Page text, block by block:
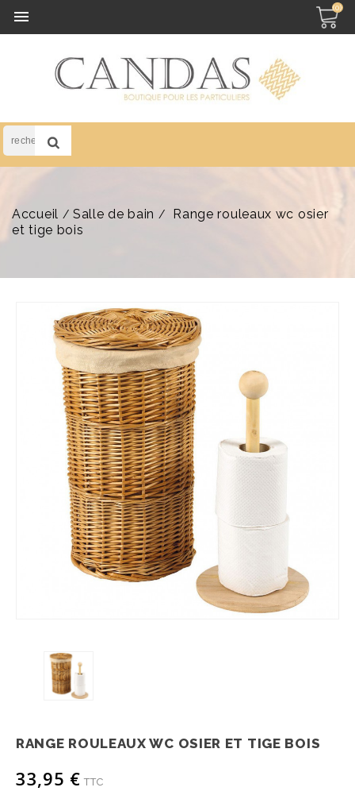
 (0)
Accueil Salle de bain
Range rouleaux wc osier
et tige bois
RANGE ROULEAUX WC OSIER ET TIGE BOIS
33,95 € TTC